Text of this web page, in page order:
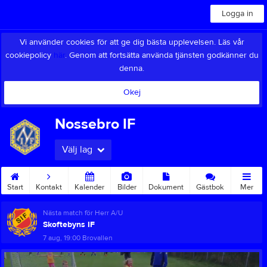
Logga in
Vi använder cookies för att ge dig bästa upplevelsen. Läs vår
cookiepolicy här. Genom att fortsätta använda tjänsten godkänner du
denna.
Okej
Nossebro IF
Välj lag
Start Kontakt Kalender Bilder Dokument Gästbok Mer
Nästa match för Herr A/U
Skoftebyns IF
7 aug, 19:00 Brovallen